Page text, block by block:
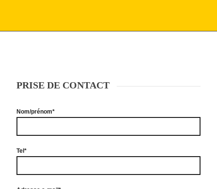
PRISE DE CONTACT
Nom/prénom*
Tel*